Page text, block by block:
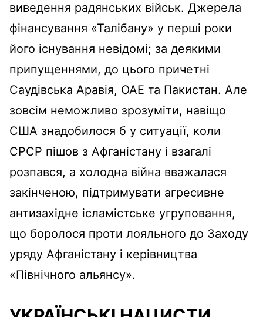
виведення радянських військ. Джерела
фінансування «Талібану» у перші роки
його існування невідомі; за деякими
припущеннями, до цього причетні
Саудівська Аравія, ОАЕ та Пакистан. Але
зовсім неможливо зрозуміти, навіщо
США знадобилося б у ситуації, коли
СРСР пішов з Афганістану і взагалі
розпався, а холодна війна вважалася
закінченою, підтримувати агресивне
антизахідне ісламістське угруповання,
що боролося проти лояльного до Заходу
уряду Афганістану і керівництва
«Північного альянсу».